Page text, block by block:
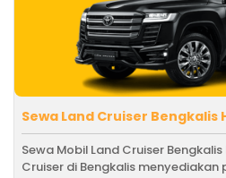
Sewa Land Cruiser Bengkalis
Sewa Mobil Land Cruiser
Cruiser di Bengkalis